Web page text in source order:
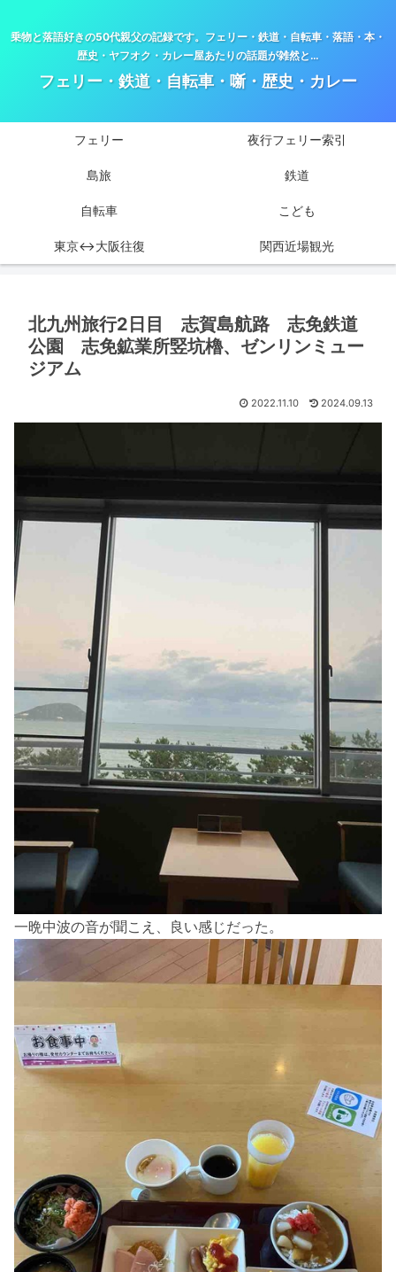
乗物と落語好きの50代親父の記録です。フェリー・鉄道・自転車・落語・本・
歴史・ヤフオク・カレー屋あたりの話題が雑然と…
フェリー・鉄道・自転車・噺・歴史・カレー
フェリー 夜行フェリー索引
島旅 鉄道
自転車 こども
東京↔大阪往復 関西近場観光
北九州旅行2日目 志賀島航路 志免鉄道
公園 志免鉱業所竪坑櫓、ゼンリンミュー
ジアム
2022.11.10 2024.09.13
一晩中波の音が聞こえ、良い感じだった。